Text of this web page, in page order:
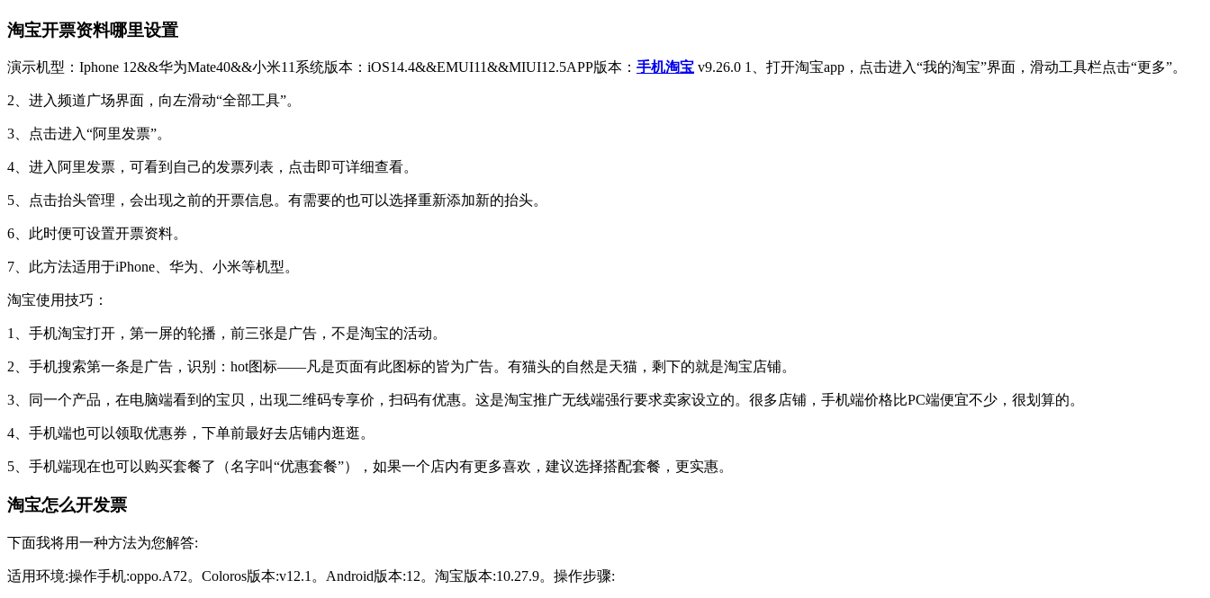
淘宝开票资料哪里设置
演示机型：Iphone 12&&华为Mate40&&小米11系统版本：iOS14.4&&EMUI11&&MIUI12.5APP版本： 手机淘宝 v9.26.0 1、打开淘宝app，点击进入“我的淘宝”界面，滑动工具栏点击“更多”。
2、进入频道广场界面，向左滑动“全部工具”。
3、点击进入“阿里发票”。
4、进入阿里发票，可看到自己的发票列表，点击即可详细查看。
5、点击抬头管理，会出现之前的开票信息。有需要的也可以选择重新添加新的抬头。
6、此时便可设置开票资料。
7、此方法适用于iPhone、华为、小米等机型。
淘宝使用技巧：
1、手机淘宝打开，第一屏的轮播，前三张是广告，不是淘宝的活动。
2、手机搜索第一条是广告，识别：hot图标——凡是页面有此图标的皆为广告。有猫头的自然是天猫，剩下的就是淘宝店铺。
3、同一个产品，在电脑端看到的宝贝，出现二维码专享价，扫码有优惠。这是淘宝推广无线端强行要求卖家设立的。很多店铺，手机端价格比PC端便宜不少，很划算的。
4、手机端也可以领取优惠券，下单前最好去店铺内逛逛。
5、手机端现在也可以购买套餐了（名字叫“优惠套餐”），如果一个店内有更多喜欢，建议选择搭配套餐，更实惠。
淘宝怎么开发票
下面我将用一种方法为您解答:
适用环境:操作手机:oppo.A72。Coloros版本:v12.1。Android版本:12。淘宝版本:10.27.9。操作步骤: